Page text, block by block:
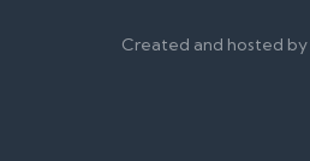
Created and hosted by